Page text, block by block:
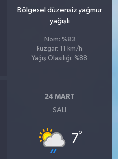
Bölgesel düzensiz yağmur
yağışlı
Nem: %83
Rüzgar: 11 km/h
Yağış Olasılığı: %88
24 MART
SALI
7°